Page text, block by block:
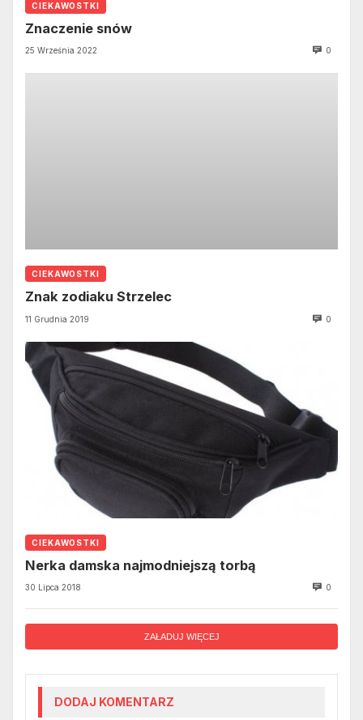
CIEKAWOSTKI
Znaczenie snów
25 Września 2022 0
CIEKAWOSTKI
Znak zodiaku Strzelec
11 Grudnia 2019 0
CIEKAWOSTKI
Nerka damska najmodniejszą torbą
30 Lipca 2018 0
ZAŁADUJ WIĘCEJ
DODAJ KOMENTARZ